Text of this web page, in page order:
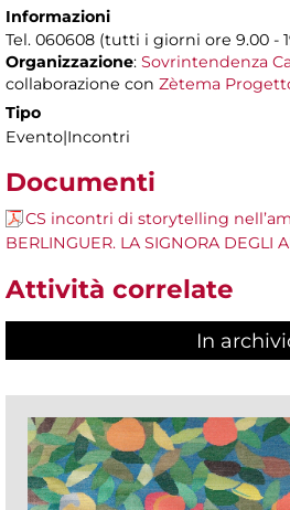
Informazioni
Tel. 060608 (tutti i giorni ore 9.00 -
Organizzazione: Sovrintendenza
collaborazione con Zètema
Tipo
Evento|Incontri
Documenti
CS incontri di storytelling
BERLINGUER. LA SIGNORA DEGLI
Attività correlate
In